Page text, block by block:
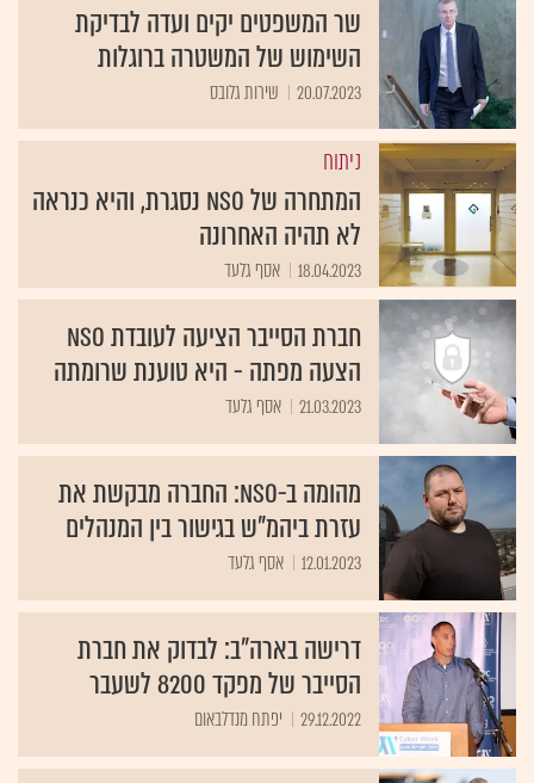
שר המשפטים יקים ועדה לבדיקת
השימוש של המשטרה ברוגלות
20.07.2023 שירות גלובס
ניתוח
המתחרה של NSO נסגרת, והיא כנראה
לא תהיה האחרונה
18.04.2023 אסף גלעד
חברת הסייבר הציעה לעובדת NSO
הצעה מפתה - היא טוענת שרומתה
21.03.2023 אסף גלעד
מהומה ב-NSO: החברה מבקשת את
עזרת ביהמ"ש בגישור בין המנהלים
12.01.2023 אסף גלעד
דרישה בארה"ב: לבדוק את חברת
הסייבר של מפקד 8200 לשעבר
29.12.2022 יפתח מנדלבאום